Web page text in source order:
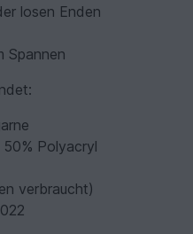
losen Enden
Spannen
Polyacryl
verbraucht)